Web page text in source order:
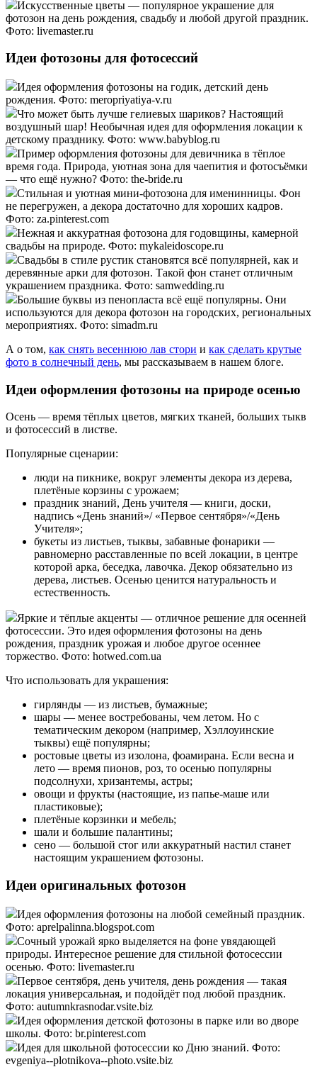
Искусственные цветы — популярное украшение для
фотозон на день рождения, свадьбу и любой другой праздник.
Фото: livemaster.ru
Идеи фотозоны для фотосессий
Идея оформления фотозоны на годик, детский день
рождения. Фото: meropriyatiya-v.ru
Что может быть лучше гелиевых шариков? Настоящий
воздушный шар! Необычная идея для оформления локации к
детскому празднику. Фото: www.babyblog.ru
Пример оформления фотозоны для девичника в тёплое
время года. Природа, уютная зона для чаепития и фотосъёмки
— что ещё нужно? Фото: the-bride.ru
Стильная и уютная мини-фотозона для именинницы. Фон
не перегружен, а декора достаточно для хороших кадров.
Фото: za.pinterest.com
Нежная и аккуратная фотозона для годовщины, камерной
свадьбы на природе. Фото: mykaleidoscope.ru
Свадьбы в стиле рустик становятся всё популярней, как и
деревянные арки для фотозон. Такой фон станет отличным
украшением праздника. Фото: samwedding.ru
Большие буквы из пенопласта всё ещё популярны. Они
используются для декора фотозон на городских, региональных
мероприятиях. Фото: simadm.ru
А о том, как снять весеннюю лав стори и как сделать крутые
фото в солнечный день, мы рассказываем в нашем блоге.
Идеи оформления фотозоны на природе осенью
Осень — время тёплых цветов, мягких тканей, больших тыкв
и фотосессий в листве.
Популярные сценарии:
люди на пикнике, вокруг элементы декора из дерева,
плетёные корзины с урожаем;
праздник знаний, День учителя — книги, доски,
надпись «День знаний»/ «Первое сентября»/«День
Учителя»;
букеты из листьев, тыквы, забавные фонарики —
равномерно расставленные по всей локации, в центре
которой арка, беседка, лавочка. Декор обязательно из
дерева, листьев. Осенью ценится натуральность и
естественность.
Яркие и тёплые акценты — отличное решение для осенней
фотосессии. Это идея оформления фотозоны на день
рождения, праздник урожая и любое другое осеннее
торжество. Фото: hotwed.com.ua
Что использовать для украшения:
гирлянды — из листьев, бумажные;
шары — менее востребованы, чем летом. Но с
тематическим декором (например, Хэллоуинские
тыквы) ещё популярны;
ростовые цветы из изолона, фоамирана. Если весна и
лето — время пионов, роз, то осенью популярны
подсолнухи, хризантемы, астры;
овощи и фрукты (настоящие, из папье-маше или
пластиковые);
плетёные корзинки и мебель;
шали и большие палантины;
сено — большой стог или аккуратный настил станет
настоящим украшением фотозоны.
Идеи оригинальных фотозон
Идея оформления фотозоны на любой семейный праздник.
Фото: aprelpalinna.blogspot.com
Сочный урожай ярко выделяется на фоне увядающей
природы. Интересное решение для стильной фотосессии
осенью. Фото: livemaster.ru
Первое сентября, день учителя, день рождения — такая
локация универсальная, и подойдёт под любой праздник.
Фото: autumnkrasnodar.vsite.biz
Идея оформления детской фотозоны в парке или во дворе
школы. Фото: br.pinterest.com
Идея для школьной фотосессии ко Дню знаний. Фото:
evgeniya--plotnikova--photo.vsite.biz